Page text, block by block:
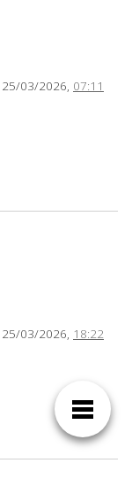
25/03/2026, 07:11
25/03/2026, 18:22